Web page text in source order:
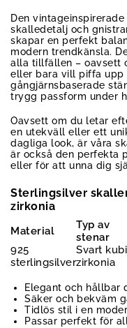
Den
skalledetalj och
skapar en perfekt
modern trendkänsla.
alla tillfällen – oavsett
eller bara vill piffa upp
gångjärnsbaserade
trygg passform under
Oavsett om du letar
en utekväll eller ett
dagliga look, är våra
är också den perfekta
eller för att unna dig
Sterlingsilver
zirkonia
Material
Typ av
stenar
925
sterlingsilver
Svart
zirkonia
Elegant och hållbar
Säker och bekväm
Tidlös stil i en
Passar perfekt för